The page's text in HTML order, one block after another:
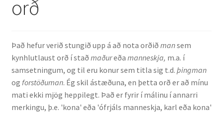
Myndir
Kennsla
Kennd námskeið
Kennsluefni
orð
Það hefur verið stungið upp á að nota orðið mansem
kynhlutlaust orð í stað maðureða manneskja, m.a. í
samsetningum, og til eru konur sem titla sig t.d. þingman
og forstöðuman. Ég skil ástæðuna, en þetta orð er að mínu
mati ekki mjög heppilegt. Það er fyrir í málinu í annarri
merkingu, þ.e. 'kona' eða 'ófrjáls manneskja, karl eða kona'